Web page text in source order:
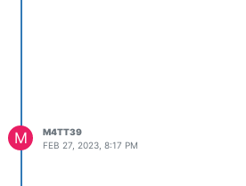
M
M4TT39
FEB 27, 2023, 8:17 PM